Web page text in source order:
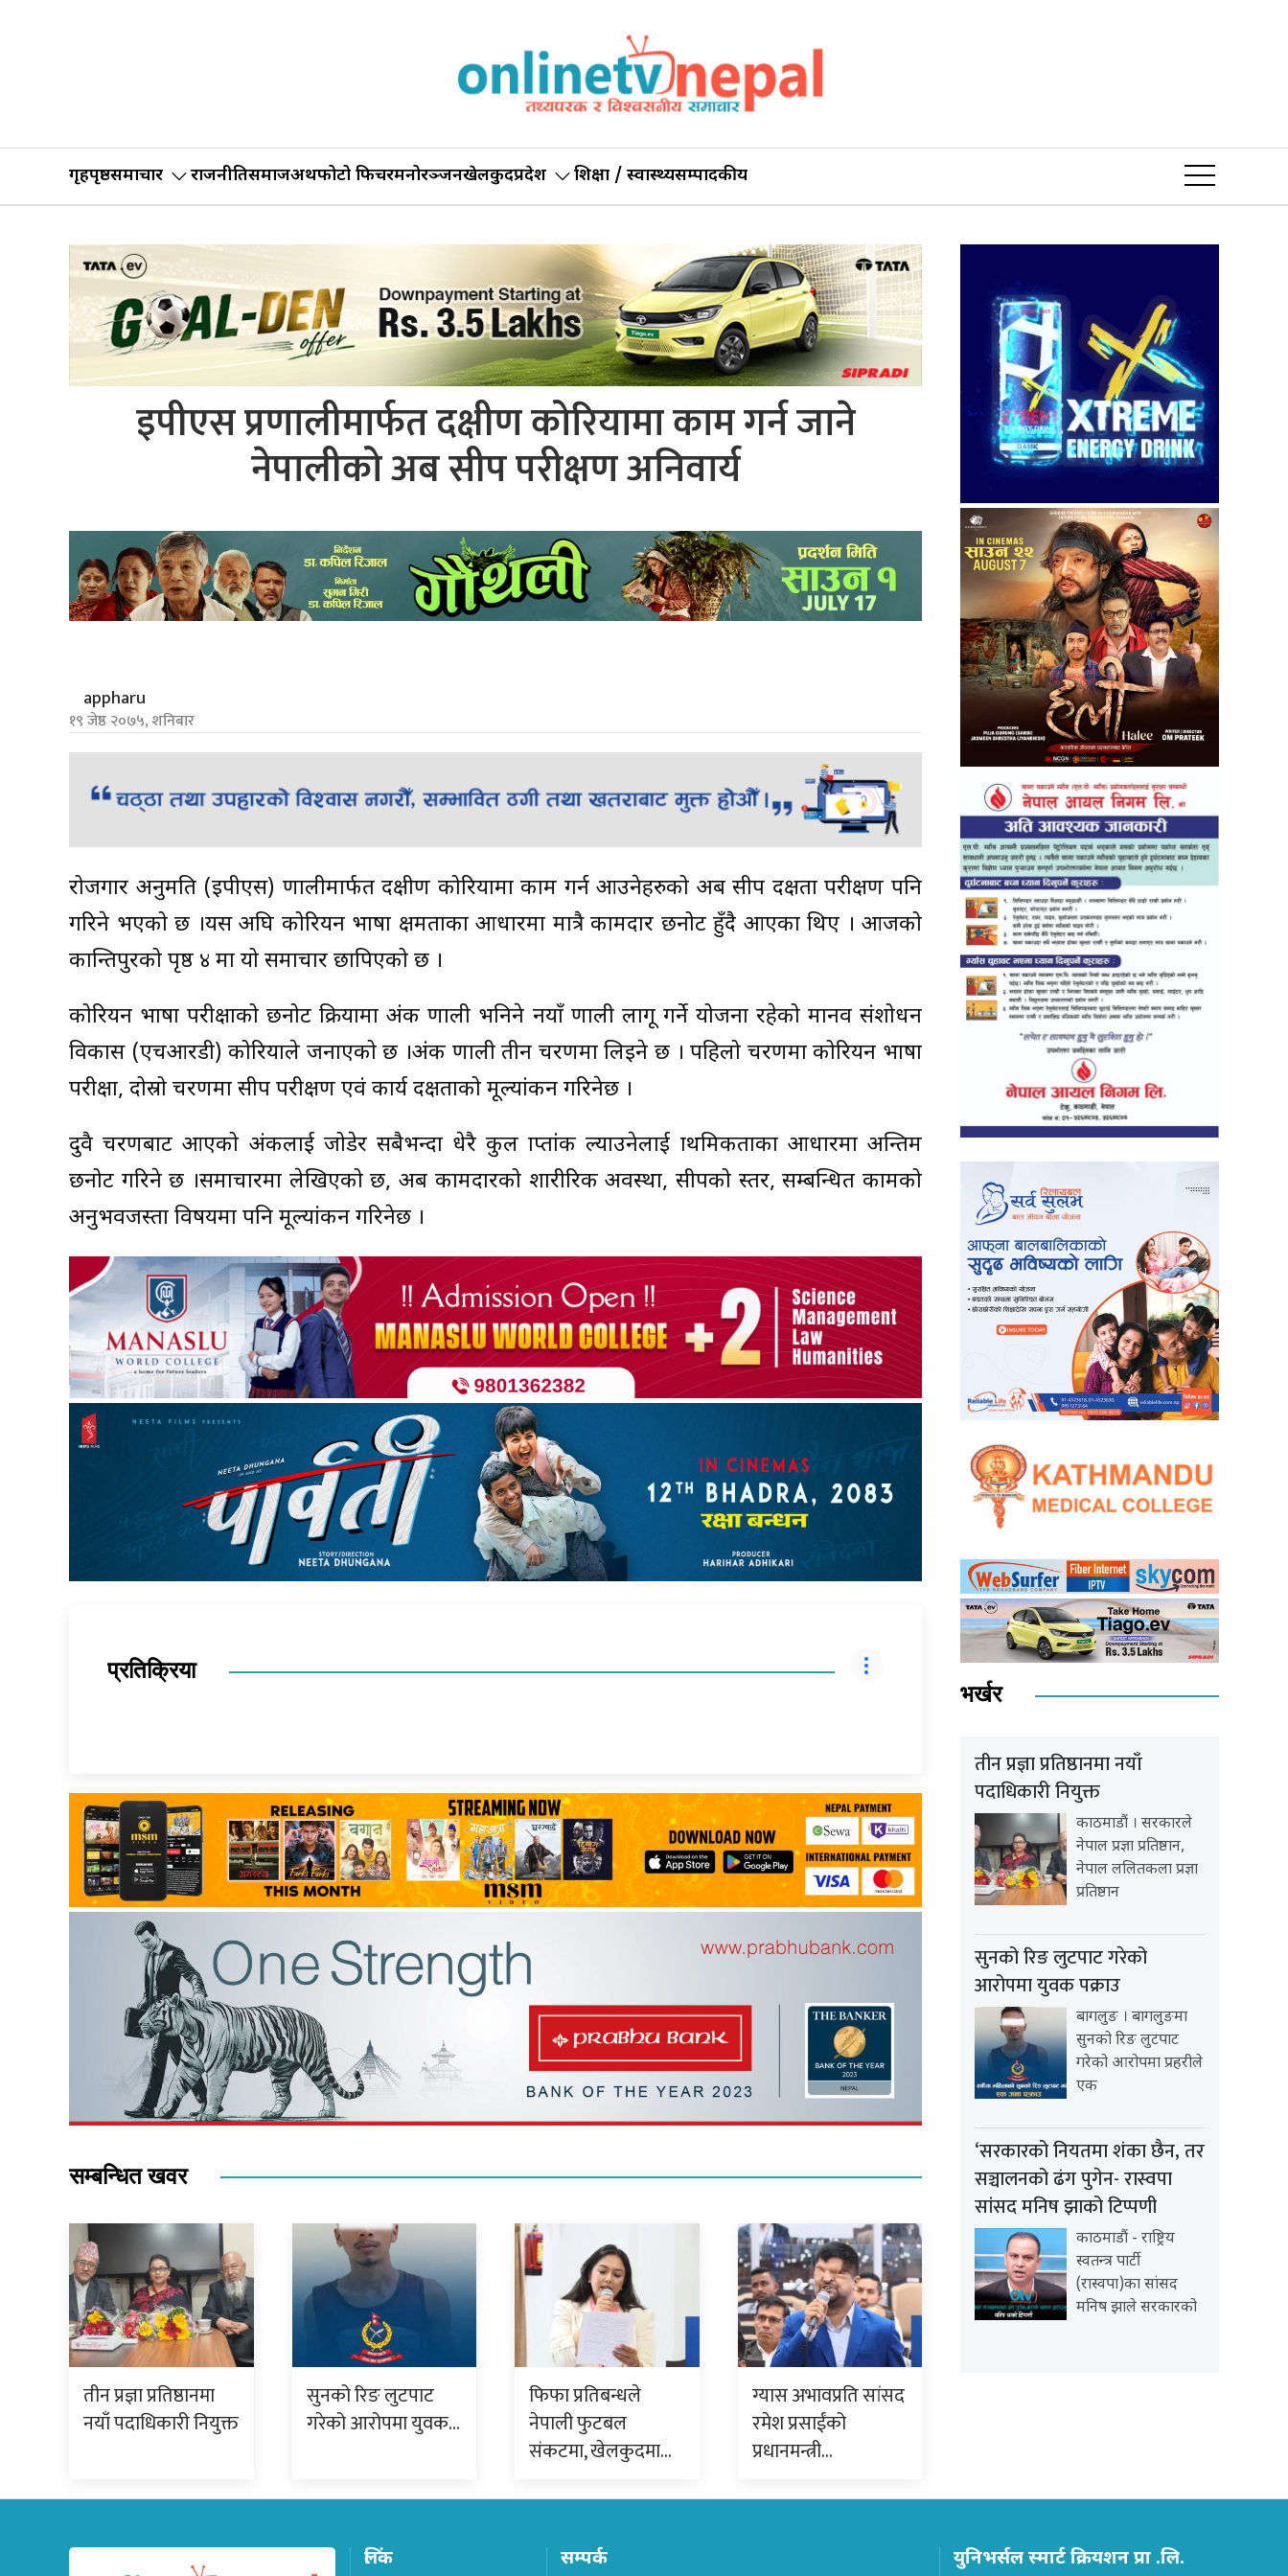
गृहपृष्ठसमाचार राजनीतिसमाजअर्थफोटो फिचरमनोरञ्जनखेलकुदप्रदेश शिक्षा / स्वास्थ्यसम्पादकीय
इपीएस प्रणालीमार्फत दक्षीण कोरियामा काम गर्न जाने
नेपालीको अब सीप परीक्षण अनिवार्य
appharu
१९ जेष्ठ २०७५, शनिबार
रोजगार अनुमति (इपीएस) प्रणालीमार्फत दक्षीण कोरियामा काम गर्न आउनेहरुको अब सीप दक्षता परीक्षण पनि
गरिने भएको छ ।यस अघि कोरियन भाषा क्षमताका आधारमा मात्रै कामदार छनोट हुँदै आएका थिए । आजको
कान्तिपुरको पृष्ठ ४ मा यो समाचार छापिएको छ ।
कोरियन भाषा परीक्षाको छनोट प्रक्रियामा अंक प्रणाली भनिने नयाँ प्रणाली लागू गर्ने योजना रहेको मानव संशोधन
विकास (एचआरडी) कोरियाले जनाएको छ ।अंक प्रणाली तीन चरणमा लिइने छ । पहिलो चरणमा कोरियन भाषा
परीक्षा, दोस्रो चरणमा सीप परीक्षण एवं कार्य दक्षताको मूल्यांकन गरिनेछ ।
दुवै चरणबाट आएको अंकलाई जोडेर सबैभन्दा धेरै कुल प्राप्तांक ल्याउनेलाई प्राथमिकताका आधारमा अन्तिम
छनोट गरिने छ ।समाचारमा लेखिएको छ, अब कामदारको शारीरिक अवस्था, सीपको स्तर, सम्बन्धित कामको
अनुभवजस्ता विषयमा पनि मूल्यांकन गरिनेछ ।
प्रतिक्रिया
सम्बन्धित खवर
तीन प्रज्ञा प्रतिष्ठानमा
नयाँ पदाधिकारी नियुक्त
सुनको रिङ लुटपाट
गरेको आरोपमा युवक…
फिफा प्रतिबन्धले
नेपाली फुटबल
संकटमा, खेलकुदमा…
ग्यास अभावप्रति सांसद
रमेश प्रसाईंको
प्रधानमन्त्री…
भर्खर
तीन प्रज्ञा प्रतिष्ठानमा नयाँ
पदाधिकारी नियुक्त
काठमाडौं । सरकारले
नेपाल प्रज्ञा प्रतिष्ठान,
नेपाल ललितकला प्रज्ञा
प्रतिष्ठान
सुनको रिङ लुटपाट गरेको
आरोपमा युवक पक्राउ
बागलुङ । बागलुङमा
सुनको रिङ लुटपाट
गरेको आरोपमा प्रहरीले
एक
‘सरकारको नियतमा शंका छैन, तर
सञ्चालनको ढंग पुगेन- रास्वपा
सांसद मनिष झाको टिप्पणी
काठमाडौं - राष्ट्रिय
स्वतन्त्र पार्टी
(रास्वपा)का सांसद
मनिष झाले सरकारको
लिंक सम्पर्क युनिभर्सल स्मार्ट क्रियशन प्रा .लि.